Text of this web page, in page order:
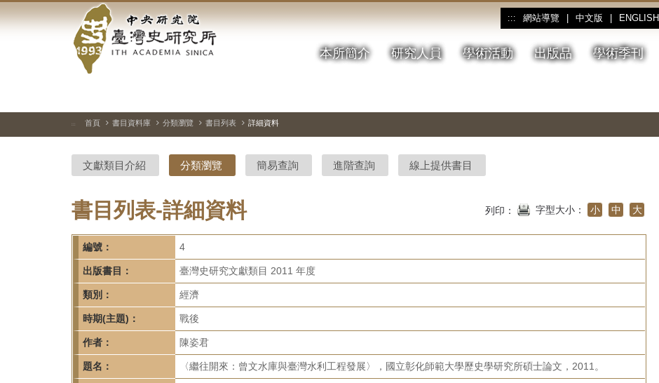
到
中
央
研
院-
臺
灣
史
研
究
所-
首
頁
::: 網站導覽 中文版 ENGLISH
本所簡介 研究人員 學術活動 出版品 學術季刊
::: 首頁 書目資料庫 分類瀏覽 書目列表 詳細資料
文獻類目介紹 分類瀏覽 簡易查詢 進階查詢 線上提供書目
書目列表-詳細資料 列印： 字型大小： 小 中 大
編號： 4
出版書目： 臺灣史研究文獻類目 2011 年度
類別： 經濟
時期(主題)： 戰後
作者： 陳姿君
題名： 〈繼往開來：曾文水庫與臺灣水利工程發展〉，國立彰化師範大學歷史學研究所碩士論文，2011。